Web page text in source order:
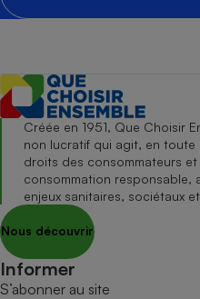
Créée en 1951, Que Choisir
non lucratif qui agit, en
droits des consommateurs
consommation responsable,
enjeux sanitaires, sociétaux
Nous découvrir
Informer
S’abonner au site